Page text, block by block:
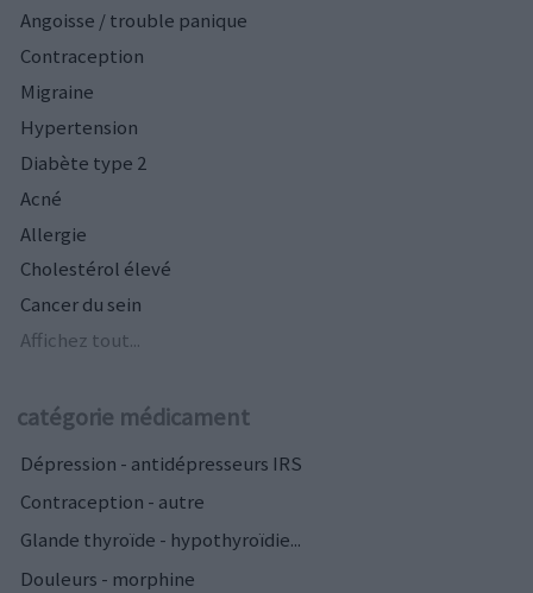
Angoisse / trouble panique
Contraception
Migraine
Hypertension
Diabète type 2
Acné
Allergie
Cholestérol élevé
Cancer du sein
Affichez tout...
catégorie médicament
Dépression - antidépresseurs IRS
Contraception - autre
Glande thyroïde - hypothyroïdie...
Douleurs - morphine